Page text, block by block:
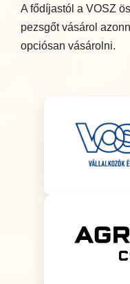
A fődíjastól a VOSZ
pezsgőt vásárol
opciósan vásárolni.